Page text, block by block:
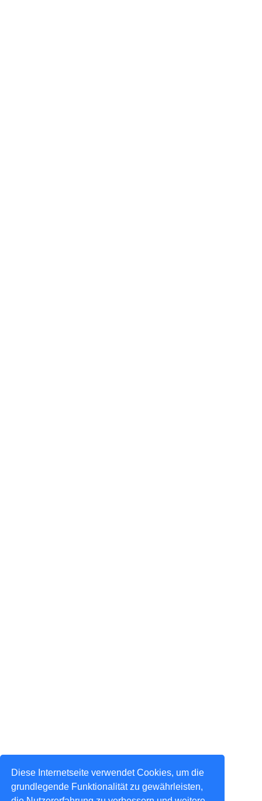
Diese Internetseite verwendet Cookies, um die
grundlegende Funktionalität zu gewährleisten,